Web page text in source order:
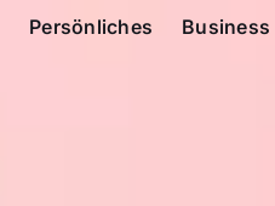
Persönliches Business